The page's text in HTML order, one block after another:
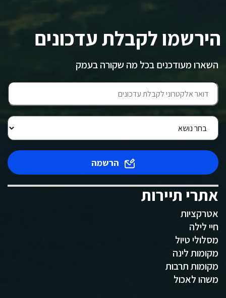
הירשמו לקבלת עדכונים
השארו מעודכנים בכל מה שקורה בעמק
הרשמה
אתרי תיירות
אטרקציות
חיי לילה
מסלולי טיול
מקומות לינה
מקומות תרבות
משהו לאכול